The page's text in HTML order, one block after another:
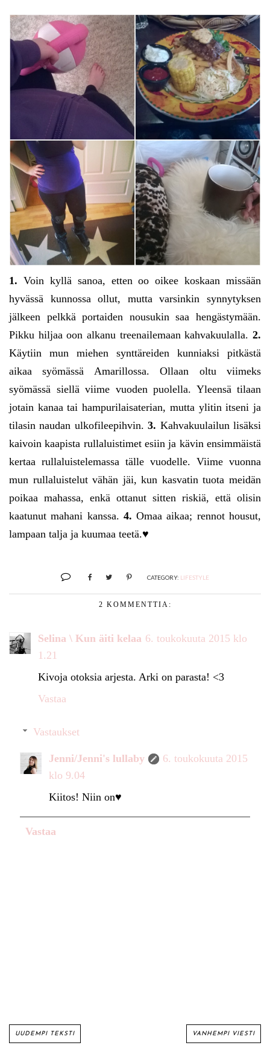
1. Voin kyllä sanoa, etten oo oikee koskaan missään
hyvässä kunnossa ollut, mutta varsinkin synnytyksen
jälkeen pelkkä portaiden nousukin saa hengästymään.
Pikku hiljaa oon alkanu treenailemaan kahvakuulalla. 2.
Käytiin mun miehen synttäreiden kunniaksi pitkästä
aikaa syömässä Amarillossa. Ollaan oltu viimeks
syömässä siellä viime vuoden puolella. Yleensä tilaan
jotain kanaa tai hampurilaisaterian, mutta ylitin itseni ja
tilasin naudan ulkofileepihvin.3. Kahvakuulailun lisäksi
kaivoin kaapista rullaluistimet esiin ja kävin ensimmäistä
kertaa rullaluistelemassa tälle vuodelle. Viime vuonna
mun rullaluistelut vähän jäi, kun kasvatin tuota meidän
poikaa mahassa, enkä ottanut sitten riskiä, että olisin
kaatunut mahani kanssa. 4. Omaa aikaa; rennot housut,
lampaan talja ja kuumaa teetä.♥
CATEGORY: LIFESTYLE
2 KOMMENTTIA:
Selina \ Kun äiti kelaa 6. toukokuuta 2015 klo
1.21
Kivoja otoksia arjesta. Arki on parasta! <3
Vastaa
Vastaukset
Jenni/Jenni's lullaby
6. toukokuuta 2015
klo 9.04
Kiitos! Niin on♥
Vastaa
UUDEMPI TEKSTI VANHEMPI VIESTI